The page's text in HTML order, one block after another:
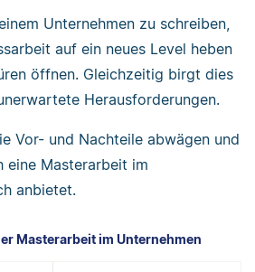
Unternehmen zu schreiben,
auf ein neues Level heben
öffnen. Gleichzeitig birgt dies
Herausforderungen.
Vor- und Nachteile abwägen und
eine Masterarbeit im
anbietet.
Masterarbeit im Unternehmen